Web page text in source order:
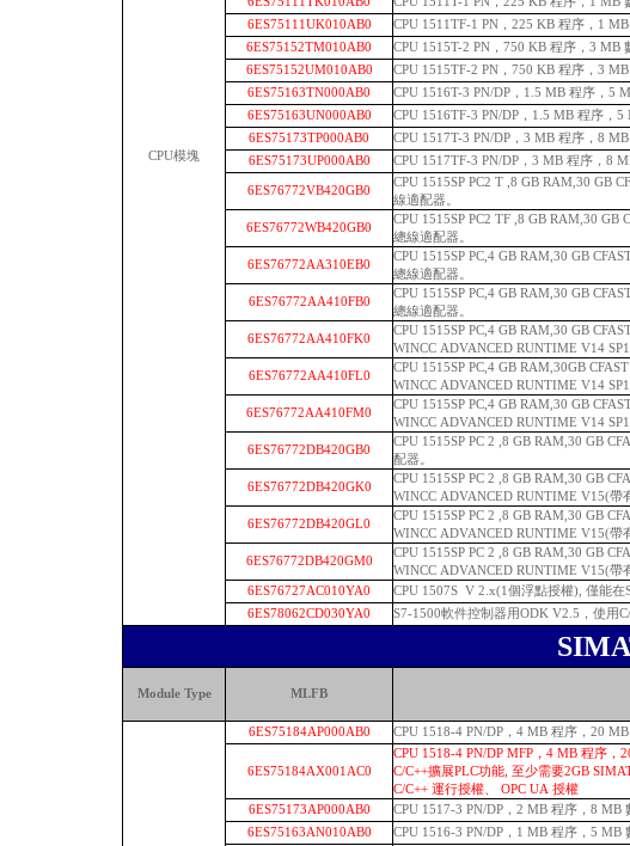
CPU模塊
6ES75111UK010AB0
CPU 1511TF-1 PN，225 KB 程序，1
6ES75152TM010AB0
CPU 1515T-2 PN，750 KB 程序，3 MB
6ES75152UM010AB0
CPU 1515TF-2 PN，750 KB 程序，3
6ES75163TN000AB0
CPU 1516T-3 PN/DP，1.5 MB 程序，5
6ES75163UN000AB0
CPU 1516TF-3 PN/DP，1.5 MB 程序，
6ES75173TP000AB0
CPU 1517T-3 PN/DP，3 MB 程序，8
6ES75173UP000AB0
CPU 1517TF-3 PN/DP，3 MB 程序，8
6ES76772VB420GB0
CPU 1515SP PC2 T ,8 GB RAM,30 GB
線適配器。
6ES76772WB420GB0
CPU 1515SP PC2 TF ,8 GB RAM,30 GB
總線適配器。
6ES76772AA310EB0
CPU 1515SP PC,4 GB RAM,30 GB
總線適配器。
6ES76772AA410FB0
CPU 1515SP PC,4 GB RAM,30 GB
總線適配器。
6ES76772AA410FK0
CPU 1515SP PC,4 GB RAM,30 GB
WINCC ADVANCED RUNTIME V14
6ES76772AA410FL0
CPU 1515SP PC,4 GB RAM,30GB
WINCC ADVANCED RUNTIME V14
6ES76772AA410FM0
CPU 1515SP PC,4 GB RAM,30 GB
WINCC ADVANCED RUNTIME V14
6ES76772DB420GB0
CPU 1515SP PC 2 ,8 GB RAM,30 GB
配器。
6ES76772DB420GK0
CPU 1515SP PC 2 ,8 GB RAM,30 GB
WINCC ADVANCED RUNTIME V15(帶
6ES76772DB420GL0
CPU 1515SP PC 2 ,8 GB RAM,30 GB
WINCC ADVANCED RUNTIME V15(帶
6ES76772DB420GM0
CPU 1515SP PC 2 ,8 GB RAM,30 GB
WINCC ADVANCED RUNTIME V15(帶
6ES76727AC010YA0 CPU 1507S V 2.x(1個浮點授權), 僅能在
6ES78062CD030YA0
S7-1500軟件控制器用ODK V2.5，使用
Module Type MLFB
6ES75184AP000AB0 CPU 1518-4 PN/DP，4 MB 程序，20
6ES75184AX001AC0
CPU 1518-4 PN/DP MFP，4 MB 程序
C/C++擴展PLC功能, 至少需要2GB
C/C++ 運行授權、 OPC UA 授權
6ES75173AP000AB0 CPU 1517-3 PN/DP，2 MB 程序，8 MB
6ES75163AN010AB0
CPU 1516-3 PN/DP，1 MB 程序，5 MB